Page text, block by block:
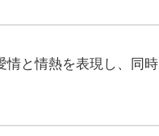
情と情熱を表現し、同時